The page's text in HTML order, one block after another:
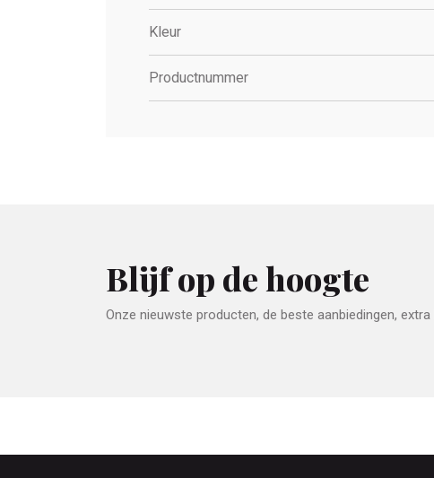
Kleur
Productnummer
Blijf op de hoogte
Onze nieuwste producten, de beste aanbiedingen,